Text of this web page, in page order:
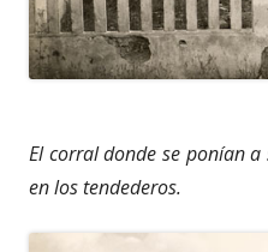
El corral donde se ponían a
en los tendederos.